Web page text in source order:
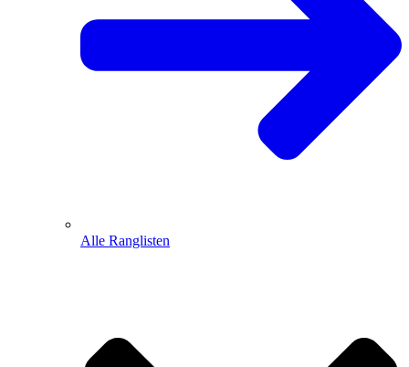
Alle Ranglisten